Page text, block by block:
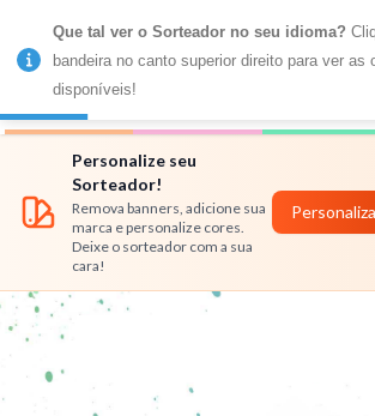
Números
Personalize seu
Sorteador!
Remova banners, adicione sua
marca e personalize cores.
Deixe o sorteador com a sua
cara!
Que tal ver o Sorteador no seu idioma?
bandeira no canto superior direito para ver as
disponíveis!